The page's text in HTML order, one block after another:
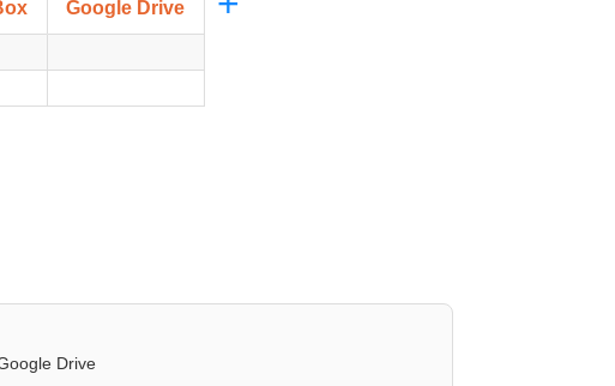
Google Drive
Drive